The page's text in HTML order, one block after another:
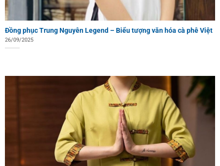
Đồng phục Trung Nguyên Legend – Biểu tượng văn hóa cà phê Việt
26/09/2025